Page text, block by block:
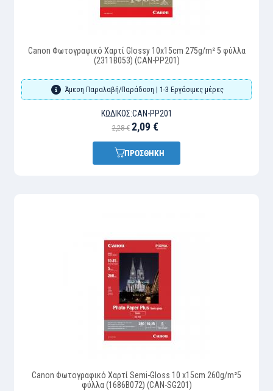
Canon Φωτογραφικό Χαρτί Glossy 10x15cm 275g/m² 5 φύλλα
(2311B053) (CAN-PP201)
Άμεση Παραλαβή/Παράδοση | 1-3 Εργάσιμες μέρες
ΚΩΔΙΚΌΣ:CAN-PP201
2,28 € 2,09 €
ΠΡΟΣΘΗΚΗ
Canon Φωτογραφικό Χαρτί Semi-Gloss 10 x15cm 260g/m²5
φύλλα (1686B072) (CAN-SG201)